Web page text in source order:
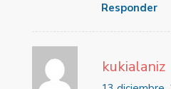
Responder
kukialaniz